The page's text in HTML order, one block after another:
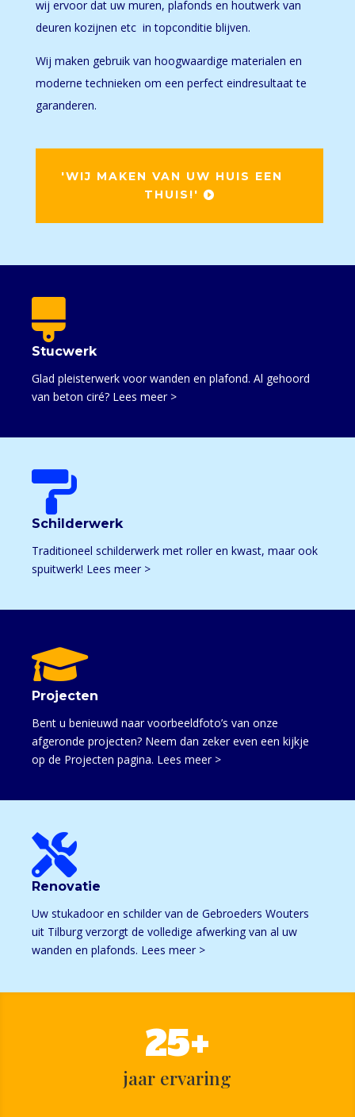
wij ervoor dat uw muren, plafonds en houtwerk van
deuren kozijnen etc in topconditie blijven.
Wij maken gebruik van hoogwaardige materialen en
moderne technieken om een perfect eindresultaat te
garanderen.
'WIJ MAKEN VAN UW HUIS EEN
THUIS!'

Stucwerk
Glad pleisterwerk voor wanden en plafond. Al gehoord
van beton ciré? Lees meer >

Schilderwerk
Traditioneel schilderwerk met roller en kwast, maar ook
spuitwerk! Lees meer >

Renovatie
Uw stukadoor en schilder van de Gebroeders Wouters
uit Tilburg verzorgt de volledige afwerking van al uw
wanden en plafonds. Lees meer >

Projecten
Bent u benieuwd naar voorbeeldfoto’s van onze
afgeronde projecten? Neem dan zeker even een kijkje
op de Projecten pagina. Lees meer >
25+
jaar ervaring